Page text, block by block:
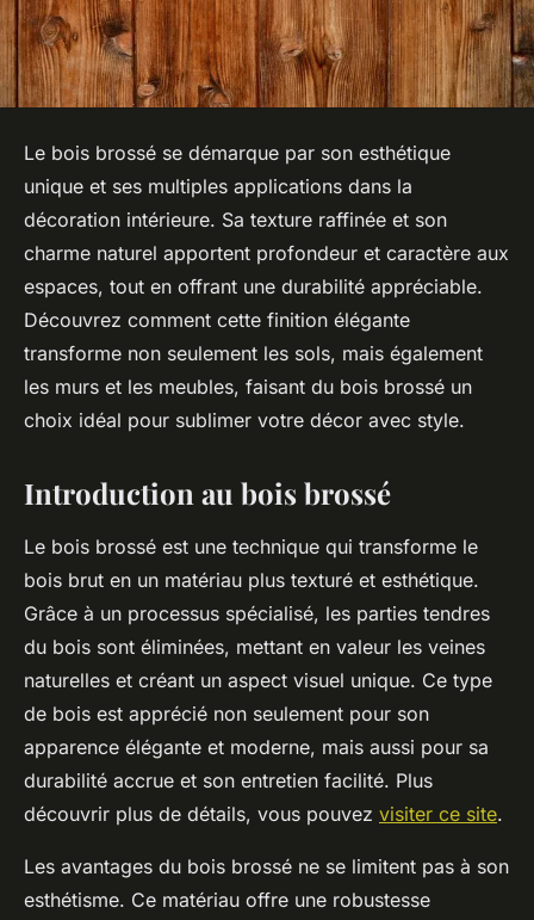
Le bois brossé se démarque par son esthétique
unique et ses multiples applications dans la
décoration intérieure. Sa texture raffinée et son
charme naturel apportent profondeur et caractère aux
espaces, tout en offrant une durabilité appréciable.
Découvrez comment cette finition élégante
transforme non seulement les sols, mais également
les murs et les meubles, faisant du bois brossé un
choix idéal pour sublimer votre décor avec style.
Introduction au bois brossé
Le bois brossé est une technique qui transforme le
bois brut en un matériau plus texturé et esthétique.
Grâce à un processus spécialisé, les parties tendres
du bois sont éliminées, mettant en valeur les veines
naturelles et créant un aspect visuel unique. Ce type
de bois est apprécié non seulement pour son
apparence élégante et moderne, mais aussi pour sa
durabilité accrue et son entretien facilité. Plus
découvrir plus de détails, vous pouvez visiter ce site.
Les avantages du bois brossé ne se limitent pas à son
esthétisme. Ce matériau offre une robustesse